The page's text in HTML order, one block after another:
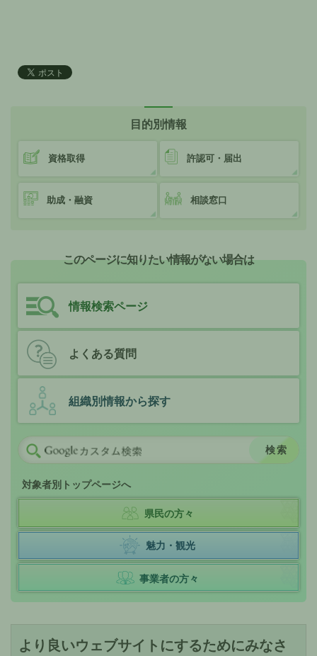
目的別情報
資格取得 許認可・届出
助成・融資 相談窓口
このページに知りたい情報がない場合は
情報検索ページ
よくある質問
組織別情報から探す
対象者別トップページへ
県民の方々
魅力・観光
事業者の方々
より良いウェブサイトにするためにみなさ